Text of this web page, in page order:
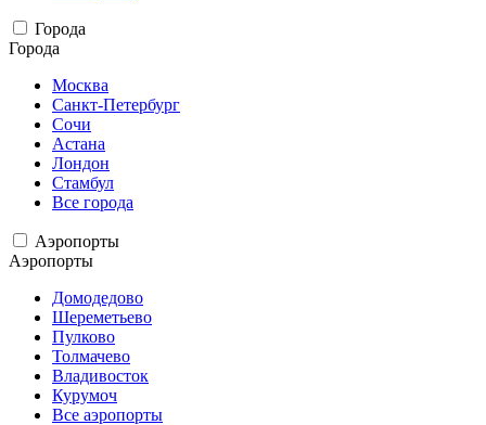
Города
Города
Москва
Санкт-Петербург
Сочи
Астана
Лондон
Стамбул
Все города
Аэропорты
Аэропорты
Домодедово
Шереметьево
Пулково
Толмачево
Владивосток
Курумоч
Все аэропорты